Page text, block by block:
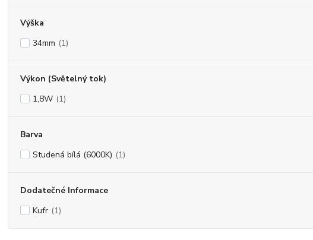
Výška
34mm (1)
Výkon (Světelný tok)
1,8W (1)
Barva
Studená bílá (6000K) (1)
Dodatečné Informace
Kufr (1)